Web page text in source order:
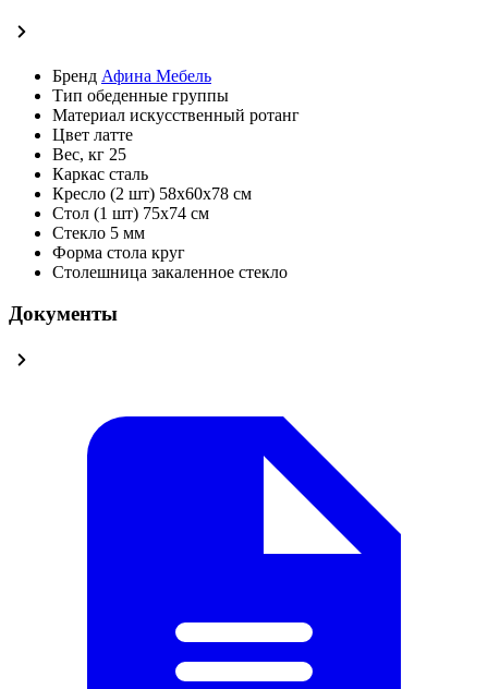
Бренд Афина Мебель
Тип обеденные группы
Материал искусственный ротанг
Цвет латте
Вес, кг 25
Каркас сталь
Кресло (2 шт) 58х60х78 см
Стол (1 шт) 75х74 см
Стекло 5 мм
Форма стола круг
Столешница закаленное стекло
Документы